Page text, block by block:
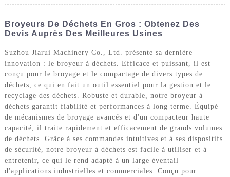
Broyeurs De Déchets En Gros : Obtenez Des
Devis Auprès Des Meilleures Usines
Suzhou Jiarui Machinery Co., Ltd. présente sa dernière
innovation : le broyeur à déchets. Efficace et puissant, il est
conçu pour le broyage et le compactage de divers types de
déchets, ce qui en fait un outil essentiel pour la gestion et le
recyclage des déchets. Robuste et durable, notre broyeur à
déchets garantit fiabilité et performances à long terme. Équipé
de mécanismes de broyage avancés et d'un compacteur haute
capacité, il traite rapidement et efficacement de grands volumes
de déchets. Grâce à ses commandes intuitives et à ses dispositifs
de sécurité, notre broyeur à déchets est facile à utiliser et à
entretenir, ce qui le rend adapté à un large éventail
d'applications industrielles et commerciales. Conçu pour